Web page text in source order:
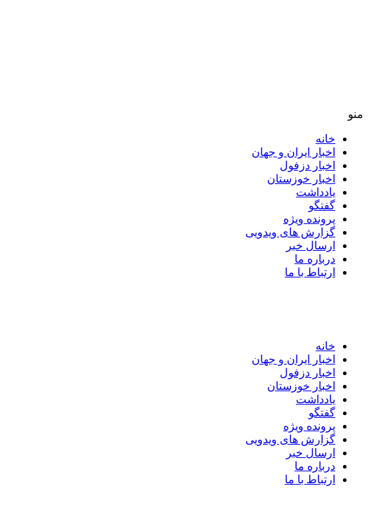
منو
خانه
اخبار ایران و جهان
اخبار دزفول
اخبار خوزستان
یادداشت
گفتگو
پرونده ویژه
گزارش های ویدویی
ارسال خبر
درباره ما
ارتباط با ما
خانه
اخبار ایران و جهان
اخبار دزفول
اخبار خوزستان
یادداشت
گفتگو
پرونده ویژه
گزارش های ویدویی
ارسال خبر
درباره ما
ارتباط با ما